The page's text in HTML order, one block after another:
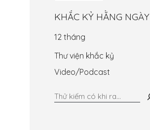
KHẮC KỶ HẰNG NGÀY
12 tháng
Thư viện khắc kỷ
Video/Podcast
Tìm